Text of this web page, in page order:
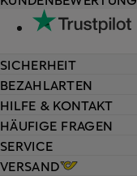
HILFE & KONTAKT
HÄUFIGE FRAGEN
SERVICE
VERSAND
SICHERHEIT
BEZAHLARTEN